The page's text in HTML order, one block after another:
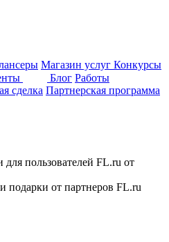
Магазин услуг Конкурсы
Блог Работы
сделка Партнерская программа
пользователей FL.ru от
подарки от партнеров FL.ru